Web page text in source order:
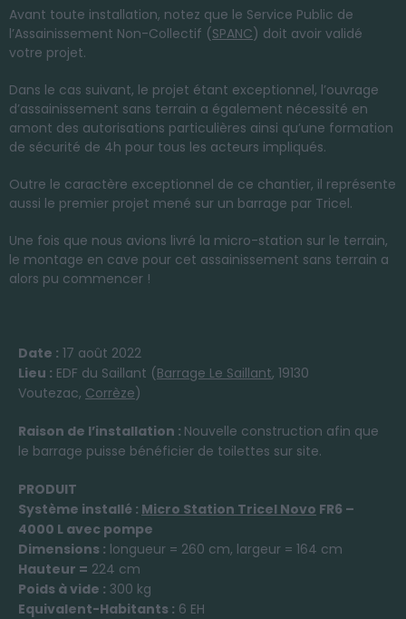
Avant toute installation, notez que le Service Public de
l’Assainissement Non-Collectif (SPANC) doit avoir validé
votre projet.
Dans le cas suivant, le projet étant exceptionnel, l’ouvrage
d’assainissement sans terrain a également nécessité en
amont des autorisations particulières ainsi qu’une formation
de sécurité de 4h pour tous les acteurs impliqués.
Outre le caractère exceptionnel de ce chantier, il représente
aussi le premier projet mené sur un barrage par Tricel.
Une fois que nous avions livré la micro-station sur le terrain,
le montage en cave pour cet assainissement sans terrain a
alors pu commencer !
Date : 17 août 2022
Lieu : EDF du Saillant (Barrage Le Saillant, 19130
Voutezac, Corrèze)
Raison de l’installation : Nouvelle construction afin que
le barrage puisse bénéficier de toilettes sur site.
PRODUIT
Système installé : Micro Station Tricel Novo FR6 –
4000 L avec pompe
Dimensions : longueur = 260 cm, largeur = 164 cm
Hauteur = 224 cm
Poids à vide : 300 kg
Equivalent-Habitants : 6 EH